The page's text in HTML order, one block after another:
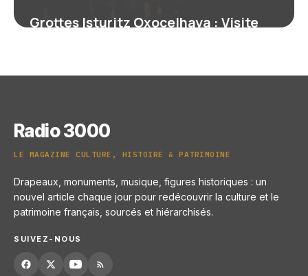
Grottes Isturitz Oxocelhaya : Visite
Radio 3000
LE MAGAZINE CULTURE, HISTOIRE & PATRIMOINE
Drapeaux, monuments, musique, figures historiques : un
nouvel article chaque jour pour redécouvrir la culture et le
patrimoine français, sourcés et hiérarchisés.
SUIVEZ-NOUS